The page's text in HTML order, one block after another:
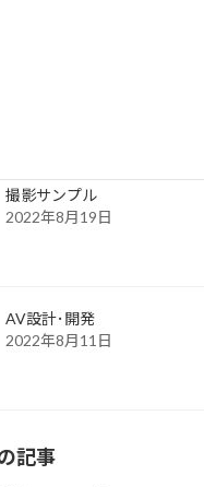
撮影サンプル
2022年8月19日
AV設計･開発
2022年8月11日
記事